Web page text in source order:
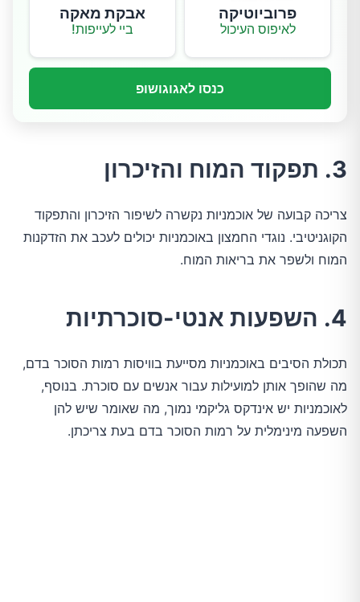
פרוביוטיקה
לאיפוס העיכול
אבקת מאקה
ביי לעייפות!
כנסו לאגוגושופ
3. תפקוד המוח והזיכרון
צריכה קבועה של אוכמניות נקשרה לשיפור הזיכרון והתפקוד
הקוגניטיבי. נוגדי החמצון באוכמניות יכולים לעכב את הזדקנות
המוח ולשפר את בריאות המוח.
4. השפעות אנטי-סוכרתיות
תכולת הסיבים באוכמניות מסייעת בוויסות רמות הסוכר בדם,
מה שהופך אותן למועילות עבור אנשים עם סוכרת. בנוסף,
לאוכמניות יש אינדקס גליקמי נמוך, מה שאומר שיש להן
השפעה מינימלית על רמות הסוכר בדם בעת צריכתן.